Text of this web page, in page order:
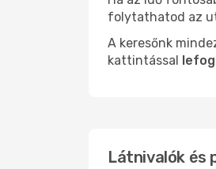
folytathatod az
A keresőnk
kattintással
Látnivalók és